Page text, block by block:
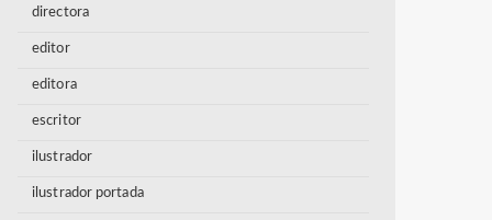
directora
editor
editora
escritor
ilustrador
ilustrador portada